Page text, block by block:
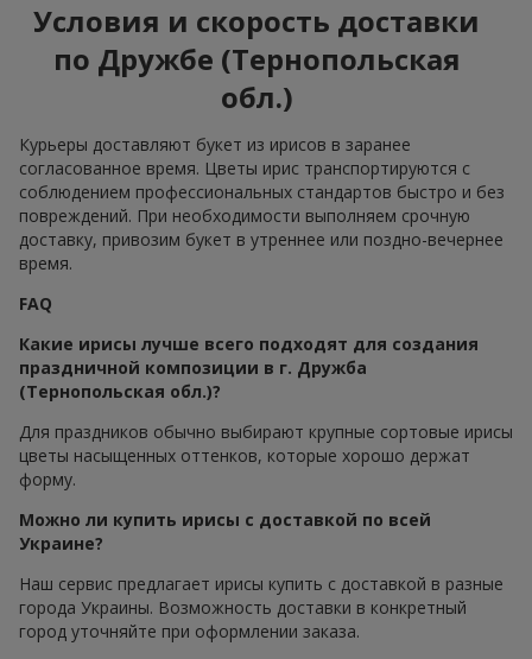
Условия и скорость доставки
по Дружбе (Тернопольская
обл.)
Курьеры доставляют букет из ирисов в заранее
согласованное время. Цветы ирис транспортируются с
соблюдением профессиональных стандартов быстро и без
повреждений. При необходимости выполняем срочную
доставку, привозим букет в утреннее или поздно-вечернее
время.
FAQ
Какие ирисы лучше всего подходят для создания
праздничной композиции в г. Дружба
(Тернопольская обл.)?
Для праздников обычно выбирают крупные сортовые ирисы
цветы насыщенных оттенков, которые хорошо держат
форму.
Можно ли купить ирисы с доставкой по всей
Украине?
Наш сервис предлагает ирисы купить с доставкой в разные
города Украины. Возможность доставки в конкретный
город уточняйте при оформлении заказа.